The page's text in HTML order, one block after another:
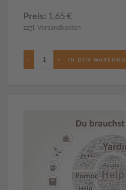
Preis: 1,65€
zzgl. Versandkosten
− +